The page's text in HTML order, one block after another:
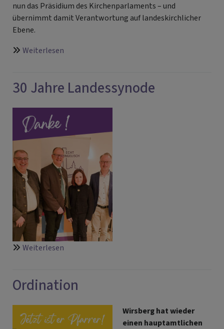
nun das Präsidium des Kirchenparlaments – und
übernimmt damit Verantwortung auf landeskirchlicher
Ebene.
Weiterlesen
Schieblich
neuer
Vizepräsident
30 Jahre Landessynode
Weiterlesen
Landessynode
Ordination
Wirsberg hat wieder
einen hauptamtlichen